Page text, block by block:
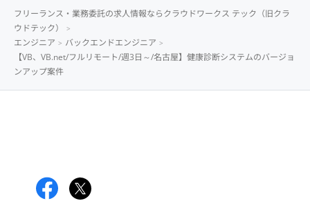
フリーランス・業務委託の求人情報ならクラウドワークス テック（旧クラ
ウドテック）
エンジニア
バックエンドエンジニア
【VB、VB.net/フルリモート/週3日～/名古屋】健康診断システムのバージョ
ンアップ案件